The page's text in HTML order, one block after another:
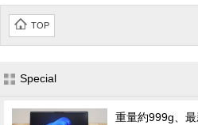
TOP
Special
重量約999g、